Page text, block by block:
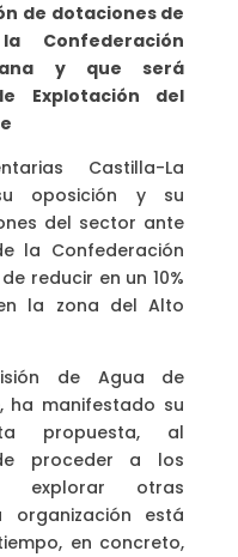
de dotaciones de
Confederación
y que será
Explotación del
Castilla-La
oposición y su
del sector ante
la Confederación
reducir en un 10%
la zona del Alto
de Agua de
ha manifestado su
propuesta, al
proceder a los
explorar otras
organización está
en concreto,